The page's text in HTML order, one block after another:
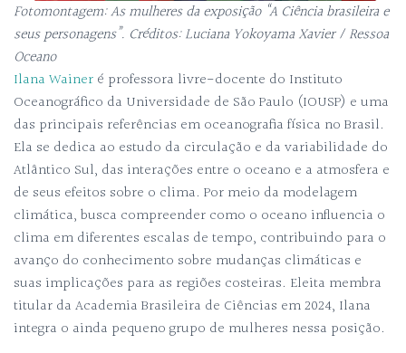
Fotomontagem: As mulheres da exposição “A Ciência brasileira e
seus personagens”. Créditos: Luciana Yokoyama Xavier / Ressoa
Oceano
Ilana Wainer é professora livre-docente do Instituto
Oceanográfico da Universidade de São Paulo (IOUSP) e uma
das principais referências em oceanografia física no Brasil.
Ela se dedica ao estudo da circulação e da variabilidade do
Atlântico Sul, das interações entre o oceano e a atmosfera e
de seus efeitos sobre o clima. Por meio da modelagem
climática, busca compreender como o oceano influencia o
clima em diferentes escalas de tempo, contribuindo para o
avanço do conhecimento sobre mudanças climáticas e
suas implicações para as regiões costeiras. Eleita membra
titular da Academia Brasileira de Ciências em 2024, Ilana
integra o ainda pequeno grupo de mulheres nessa posição.